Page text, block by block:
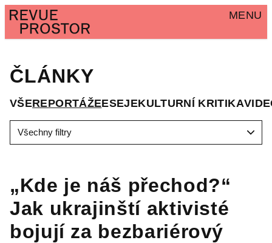
MENU
ČLÁNKY
VŠEREPORTÁŽEESEJEKULTURNÍ KRITIKA
Všechny filtry
„Kde je náš přechod?“
Jak ukrajinští aktivisté
bojují za bezbariérový